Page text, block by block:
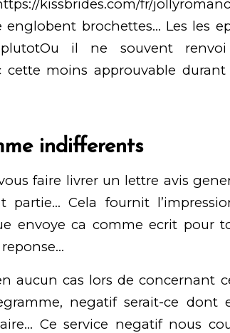
kissbrides.com/fr/
englobent brochettes… Les les
il ne souvent
moins approuvable
indifferents
faire livrer un lettre avis
partie… Cela fournit
envoye ca comme ecrit pour
aucun cas lors de concernant
negatif serait-ce dont
Ce service negatif nous